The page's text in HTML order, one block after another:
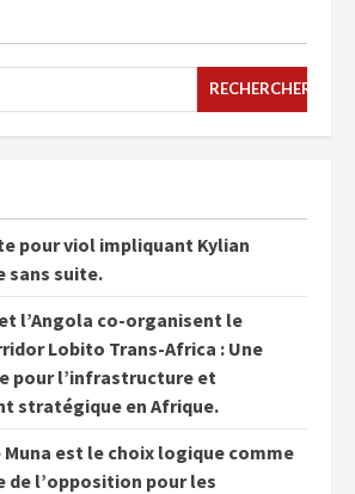
RECHERCHER
pour viol impliquant Kylian
sans suite.
l’Angola co-organisent le
Lobito Trans-Africa : Une
pour l’infrastructure et
stratégique en Afrique.
Muna est le choix logique comme
de l’opposition pour les